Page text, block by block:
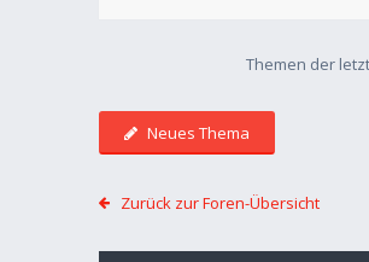
Themen der
Neues Thema
Zurück zur Foren-Übersicht